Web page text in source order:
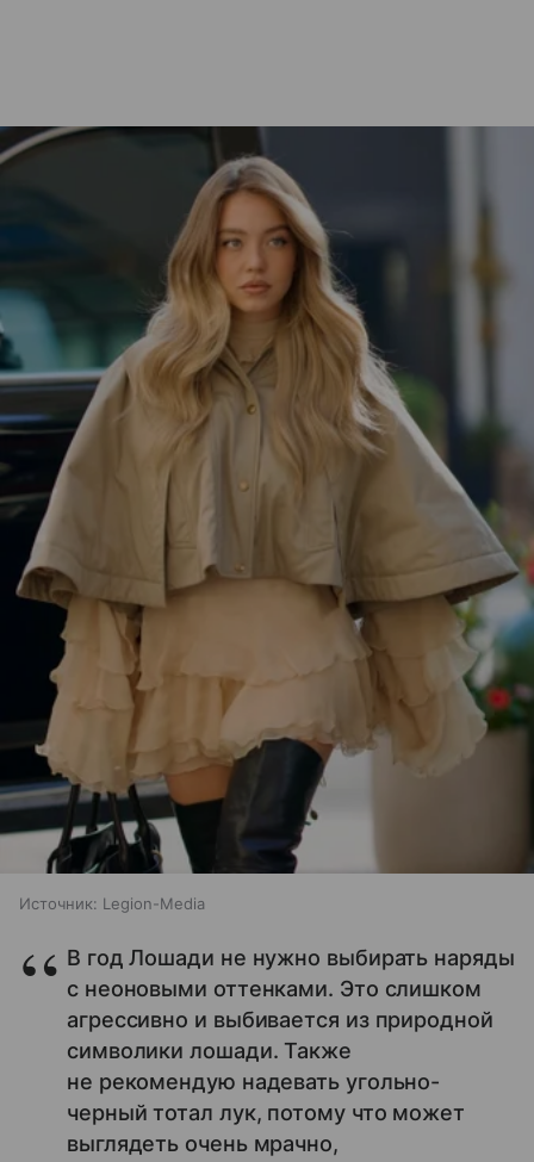
Источник: Legion-Media
В год Лошади не нужно выбирать наряды
с неоновыми оттенками. Это слишком
агрессивно и выбивается из природной
символики лошади. Также
не рекомендую надевать угольно-
черный тотал лук, потому что может
выглядеть очень мрачно,